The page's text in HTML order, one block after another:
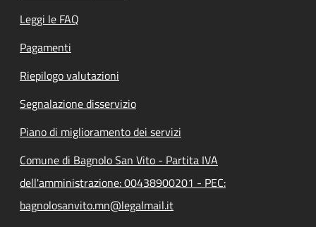
Leggi le FAQ
Pagamenti
Riepilogo valutazioni
Segnalazione disservizio
Piano di miglioramento dei servizi
Comune di Bagnolo San Vito - Partita IVA
dell'amministrazione: 00438900201 - PEC:
bagnolosanvito.mn@legalmail.it